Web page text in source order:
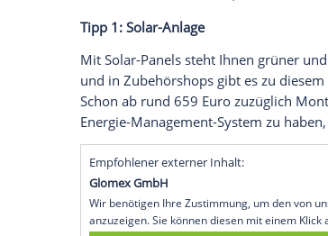
In die Jahre gekommene
Schlafen, Kochen, Wohnen
Campingfahrzeug. Doch
für einen brandneuen Caravan
Denn auch ältere Modelle
Und mit diesen fünf Tipps
es "state-of-the-art" wird, also